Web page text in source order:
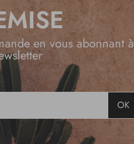
en vous abonnant à
OK